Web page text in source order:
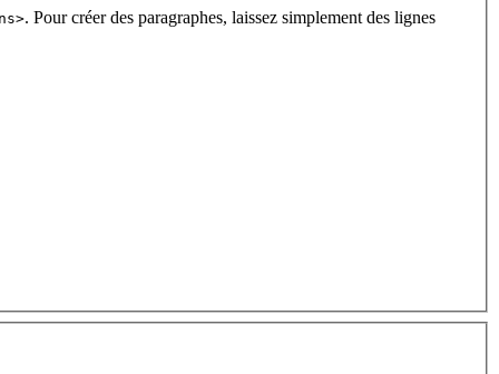
. Pour créer des paragraphes, laissez simplement des lignes